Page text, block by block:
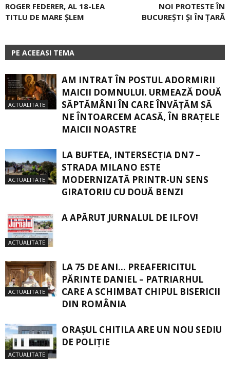
ROGER FEDERER, AL 18-LEA
TITLU DE MARE ȘLEM
NOI PROTESTE ÎN
BUCUREȘTI ȘI ÎN ȚARĂ
PE ACEEASI TEMA
ACTUALITATE
AM INTRAT ÎN POSTUL ADORMIRII
MAICII DOMNULUI. URMEAZĂ DOUĂ
SĂPTĂMÂNI ÎN CARE ÎNVĂŢĂM SĂ
NE ÎNTOARCEM ACASĂ, ÎN BRAŢELE
MAICII NOASTRE
ACTUALITATE
LA BUFTEA, INTERSECŢIA DN7 –
STRADA MILANO ESTE
MODERNIZATĂ PRINTR-UN SENS
GIRATORIU CU DOUĂ BENZI
ACTUALITATE
A APĂRUT JURNALUL DE ILFOV!
ACTUALITATE
LA 75 DE ANI… PREAFERICITUL
PĂRINTE DANIEL – PATRIARHUL
CARE A SCHIMBAT CHIPUL BISERICII
DIN ROMÂNIA
ACTUALITATE
ORAŞUL CHITILA ARE UN NOU SEDIU
DE POLIŢIE